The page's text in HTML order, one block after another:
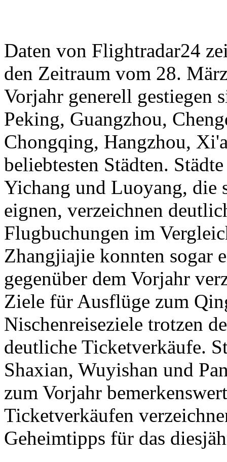
Daten von Flightradar24
den Zeitraum vom 28.
Vorjahr generell gestiegen
Peking, Guangzhou,
Chongqing, Hangzhou,
beliebtesten Städten.
Yichang und Luoyang, die
eignen, verzeichnen
Flugbuchungen im
Zhangjiajie konnten sogar
gegenüber dem Vorjahr
Ziele für Ausflüge zum
Nischenreiseziele trotzen
deutliche Ticketverkäufe.
Shaxian, Wuyishan und
zum Vorjahr
Ticketverkäufen
Geheimtipps für das